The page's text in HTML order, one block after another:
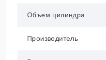
Объем цилиндра
Производитель